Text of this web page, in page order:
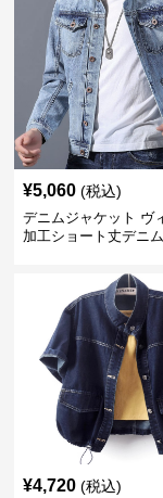
¥5,060 (税込)
デニムジャケット ヴ
加工ショート丈デニ
¥4,720 (税込)